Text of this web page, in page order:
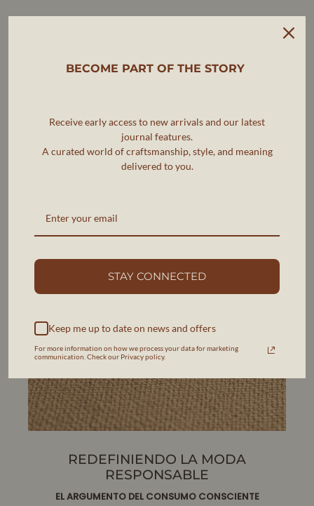
REDEFINIENDO LA MODA
RESPONSABLE
EL ARGUMENTO DEL CONSUMO CONSCIENTE
BECOME PART OF THE STORY
Receive early access to new arrivals and our latest
journal features.
A curated world of craftsmanship, style, and meaning
delivered to you.
STAY CONNECTED
Keep me up to date on news and offers
For more information on how we process your data for marketing
communication. Check our Privacy policy.